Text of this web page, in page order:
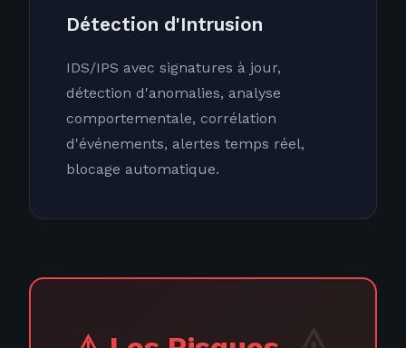
Détection d'Intrusion
IDS/IPS avec signatures à jour,
détection d'anomalies, analyse
comportementale, corrélation
d'événements, alertes temps réel,
blocage automatique.